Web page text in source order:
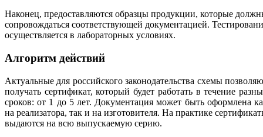
Наконец, предоставляются образцы продукции, которые
сопровождаться соответствующей документацией.
осуществляется в лабораторных условиях.
Алгоритм действий
Актуальные для российского законодательства схемы
получать сертификат, который будет работать в течение
сроков: от 1 до 5 лет. Документация может быть оформлена
на реализатора, так и на изготовителя. На практике
выдаются на всю выпускаемую серию.